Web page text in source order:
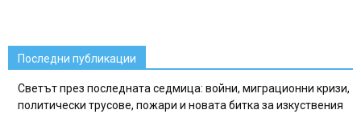
Последни публикации
Светът през последната седмица: войни, миграционни кризи,
политически трусове, пожари и новата битка за изкуствения